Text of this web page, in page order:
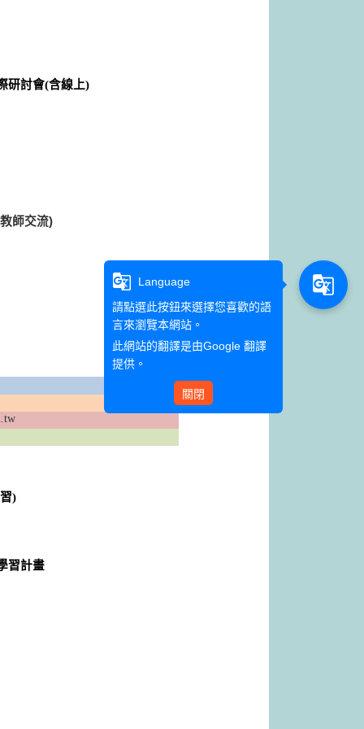
研討會(含線上)
師交流)
)
習計畫
g_translate
Language
請點選此按鈕來選擇您喜歡的語
言來瀏覽本網站。
此網站的翻譯是由Google 翻譯
提供。
關閉
g_translate